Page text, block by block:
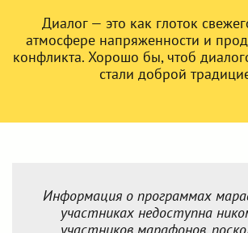
Диалог — это как глоток
атмосфере напряженности и
конфликта. Хорошо бы, чтоб
стали доброй
Информация о программах
участниках недоступна